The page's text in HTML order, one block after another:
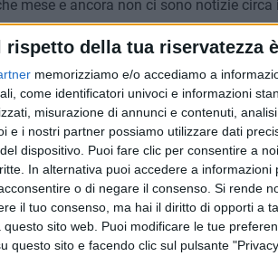
rispetto della tua riservatezza
memorizziamo e/o accediamo a
come identificatori univoci e informazioni
misurazione di annunci e contenuti,
e i nostri partner possiamo utilizzare dati
dispositivo. Puoi fare clic per consentire a
In alternativa puoi accedere a
o di negare il consenso. Si rende
il tuo consenso, ma hai il diritto di opporti a
sito web. Puoi modificare le tue
questo sito e facendo clic sul pulsante
mese e ancora non ci sono notizie circa
morire Giovanni o stringere i denti
farmaci necessari per la cura di
di circa 1000€.
di beneficenzaperdomenica 6
di Puglia.
raccolte si possa iniziare ad acquistare
gatto.